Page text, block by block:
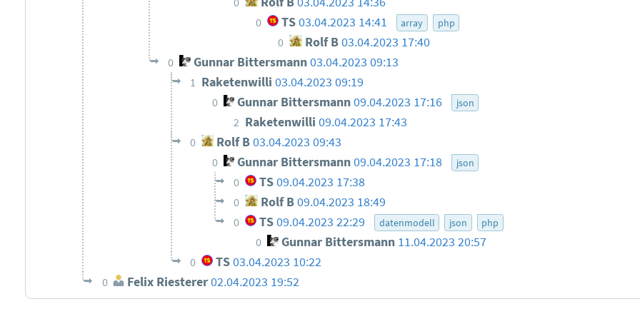
0 TS03.04.2023 14:41 array php
0 Rolf B 03.04.2023 17:40
0 Gunnar Bittersmann03.04.2023 09:13
1 Raketenwilli 03.04.2023 09:19
0 Gunnar Bittersmann09.04.2023 17:16 json
2 Raketenwilli09.04.2023 17:43
0 Rolf B03.04.2023 09:43
0 Gunnar Bittersmann09.04.2023 17:18 json
0 TS09.04.2023 17:38
0 Rolf B09.04.2023 18:49
0 TS09.04.2023 22:29 datenmodell json php
0 Gunnar Bittersmann 11.04.2023 20:57
0 TS 03.04.2023 10:22
0 Felix Riesterer02.04.2023 19:52